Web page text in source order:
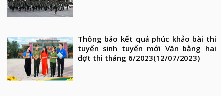
Thông báo kết quả phúc khảo bài thi
tuyển sinh tuyển mới Văn bằng hai
đợt thi tháng 6/2023(12/07/2023)